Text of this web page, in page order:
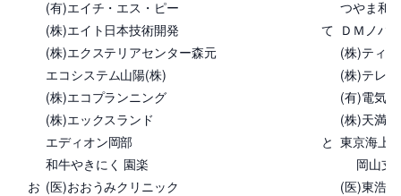
(有)エイチ・エス・ピー
つやま和
(株)エイト日本技術開発
て ＤＭノバ
(株)エクステリアセンター森元
(株)ティ
エコシステム山陽(株)
(株)テレ
(株)エコプランニング
(有)電気
(株)エックスランド
(株)天満
エディオン岡部
と 東京海上
和牛やきにく 園楽
岡山支
お (医)おおうみクリニック
(医)東浩